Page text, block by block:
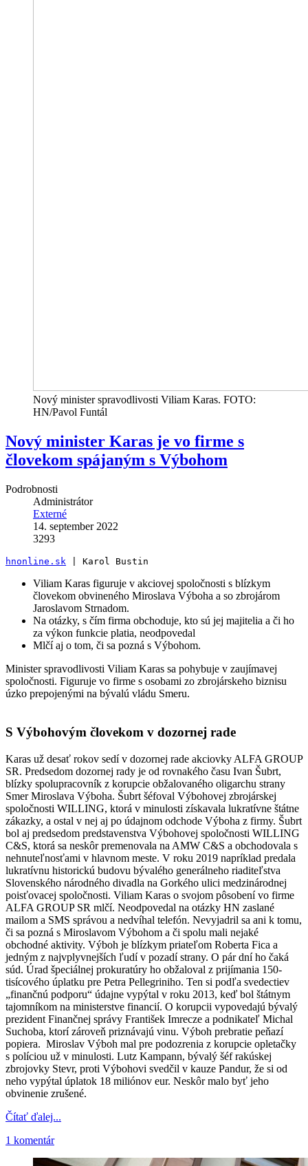
Nový minister spravodlivosti Viliam Karas. FOTO:
HN/Pavol Funtál
Nový minister Karas je vo firme s
človekom spájaným s Výbohom
Podrobnosti
Administrátor
Externé
14. september 2022
3293
hnonline.sk | Karol Bustin
Viliam Karas figuruje v akciovej spoločnosti s blízkym
človekom obvineného Miroslava Výboha a so zbrojárom
Jaroslavom Strnadom.
Na otázky, s čím firma obchoduje, kto sú jej majitelia a či ho
za výkon funkcie platia, neodpovedal
Mlčí aj o tom, či sa pozná s Výbohom.
Minister spravodlivosti Viliam Karas sa pohybuje v zaujímavej
spoločnosti. Figuruje vo firme s osobami zo zbrojárskeho biznisu
úzko prepojenými na bývalú vládu Smeru.
S Výbohovým človekom v dozornej rade
Karas už desať rokov sedí v dozornej rade akciovky ALFA GROUP
SR. Predsedom dozornej rady je od rovnakého času Ivan Šubrt,
blízky spolupracovník z korupcie obžalovaného oligarchu strany
Smer Miroslava Výboha. Šubrt šéfoval Výbohovej zbrojárskej
spoločnosti WILLING, ktorá v minulosti získavala lukratívne štátne
zákazky, a ostal v nej aj po údajnom odchode Výboha z firmy. Šubrt
bol aj predsedom predstavenstva Výbohovej spoločnosti WILLING
C&S, ktorá sa neskôr premenovala na AMW C&S a obchodovala s
nehnuteľnosťami v hlavnom meste. V roku 2019 napríklad predala
lukratívnu historickú budovu bývalého generálneho riaditeľstva
Slovenského národného divadla na Gorkého ulici medzinárodnej
poisťovacej spoločnosti. Viliam Karas o svojom pôsobení vo firme
ALFA GROUP SR mlčí. Neodpovedal na otázky HN zaslané
mailom a SMS správou a nedvíhal telefón. Nevyjadril sa ani k tomu,
či sa pozná s Miroslavom Výbohom a či spolu mali nejaké
obchodné aktivity. Výboh je blízkym priateľom Roberta Fica a
jedným z najvplyvnejších ľudí v pozadí strany. O pár dní ho čaká
súd. Úrad špeciálnej prokuratúry ho obžaloval z prijímania 150-
tisícového úplatku pre Petra Pellegriniho. Ten si podľa svedectiev
„finančnú podporu“ údajne vypýtal v roku 2013, keď bol štátnym
tajomníkom na ministerstve financií. O korupcii vypovedajú bývalý
prezident Finančnej správy František Imrecze a podnikateľ Michal
Suchoba, ktorí zároveň priznávajú vinu. Výboh prebratie peňazí
popiera. Miroslav Výboh mal pre podozrenia z korupcie opletačky
s políciou už v minulosti. Lutz Kampann, bývalý šéf rakúskej
zbrojovky Stevr, proti Výbohovi svedčil v kauze Pandur, že si od
neho vypýtal úplatok 18 miliónov eur. Neskôr malo byť jeho
obvinenie zrušené.
Čítať ďalej...
1 komentár